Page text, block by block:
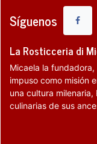
Síguenos
La Rosticceria di
Micaela la
impuso como misión
una cultura
culinarias de sus